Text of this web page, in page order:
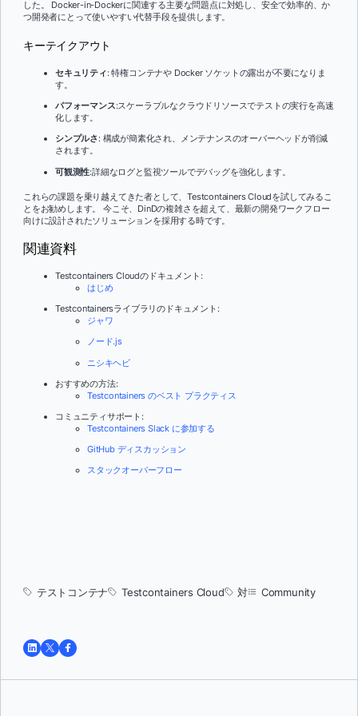
した。 Docker-in-Dockerに関連する主要な問題点に対処し、安全で効率的、か
つ開発者にとって使いやすい代替手段を提供します。
キーテイクアウト
セキュリティ: 特権コンテナや Docker ソケットの露出が不要になりま
す。
パフォーマンス:スケーラブルなクラウドリソースでテストの実行を高速
化します。
シンプルさ : 構成が簡素化され、メンテナンスのオーバーヘッドが削減
されます。
可観測性:詳細なログと監視ツールでデバッグを強化します。
これらの課題を乗り越えてきた者として、Testcontainers Cloudを試してみるこ
とをお勧めします。 今こそ、DinDの複雑さを超えて、最新の開発ワークフロー
向けに設計されたソリューションを採用する時です。
関連資料
Testcontainers Cloudのドキュメント:
はじめ
Testcontainersライブラリのドキュメント:
ジャワ
ノード.js
ニシキヘビ
おすすめの方法:
Testcontainers のベスト プラクティス
コミュニティサポート:
Testcontainers Slack に参加する
GitHub ディスカッション
スタックオーバーフロー
テストコンテナ Testcontainers Cloud 対 Community